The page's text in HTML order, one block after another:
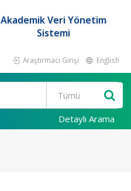
Akademik Veri Yönetim
Sistemi
Araştırmacı Girişi English
Detaylı Arama